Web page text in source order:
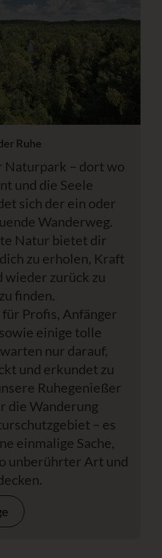
Ruhe
Naturpark – dort wo
und die Seele
sich der ein oder
Wanderweg.
Natur bietet dir
zu erholen, Kraft
wieder zurück zu
finden.
Profis, Anfänger
einige tolle
nur darauf,
und erkundet zu
Ruhegenießer
die Wanderung
– es
einmalige Sache,
unberührter Art und